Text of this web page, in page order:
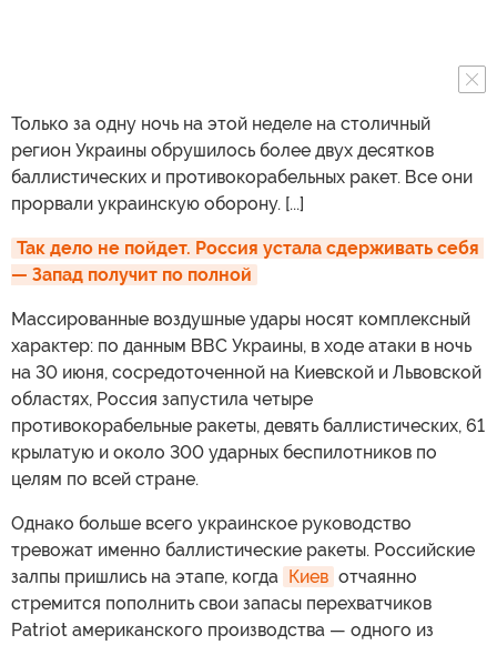
Только за одну ночь на этой неделе на столичный
регион Украины обрушилось более двух десятков
баллистических и противокорабельных ракет. Все они
прорвали украинскую оборону. [...]
Так дело не пойдет. Россия устала сдерживать себя
— Запад получит по полной
Массированные воздушные удары носят комплексный
характер: по данным ВВС Украины, в ходе атаки в ночь
на 30 июня, сосредоточенной на Киевской и Львовской
областях, Россия запустила четыре
противокорабельные ракеты, девять баллистических, 61
крылатую и около 300 ударных беспилотников по
целям по всей стране.
Однако больше всего украинское руководство
тревожат именно баллистические ракеты. Российские
залпы пришлись на этапе, когда Киев отчаянно
стремится пополнить свои запасы перехватчиков
Patriot американского производства — одного из